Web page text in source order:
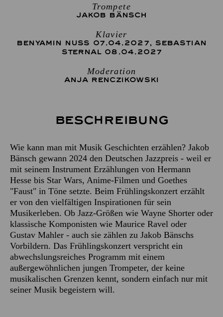
Trompete
JAKOB BÄNSCH
Klavier
BENYAMIN NUSS 07.04.2027, SEBASTIAN
STERNAL 08.04.2027
Moderation
ANJA RENCZIKOWSKI
Beschreibung
Wie kann man mit Musik Geschichten erzählen? Jakob
Bänsch gewann 2024 den Deutschen Jazzpreis - weil er
mit seinem Instrument Erzählungen von Hermann
Hesse bis Star Wars, Anime-Filmen und Goethes
"Faust" in Töne setzte. Beim Frühlingskonzert erzählt
er von den vielfältigen Inspirationen für sein
Musikerleben. Ob Jazz-Größen wie Wayne Shorter oder
klassische Komponisten wie Maurice Ravel oder
Gustav Mahler - auch sie zählen zu Jakob Bänschs
Vorbildern. Das Frühlingskonzert verspricht ein
abwechslungsreiches Programm mit einem
außergewöhnlichen jungen Trompeter, der keine
musikalischen Grenzen kennt, sondern einfach nur mit
seiner Musik begeistern will.